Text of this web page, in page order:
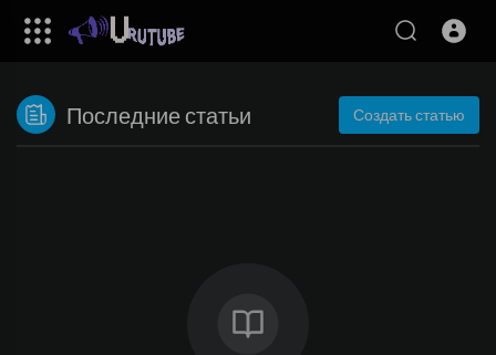
Последние статьи Создать статью